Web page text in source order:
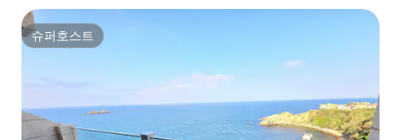
슈퍼호스트
슈퍼호스트